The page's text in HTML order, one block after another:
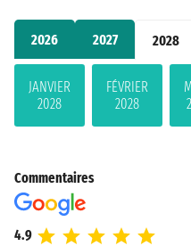
2026 2027 2028
JANVIER
2028
FÉVRIER
2028
Commentaires
4.9